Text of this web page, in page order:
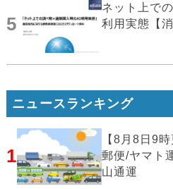
5
ネット上で
利用実態【
ニュースランキング
1
【8月8日9
郵便/ヤマト
山通運